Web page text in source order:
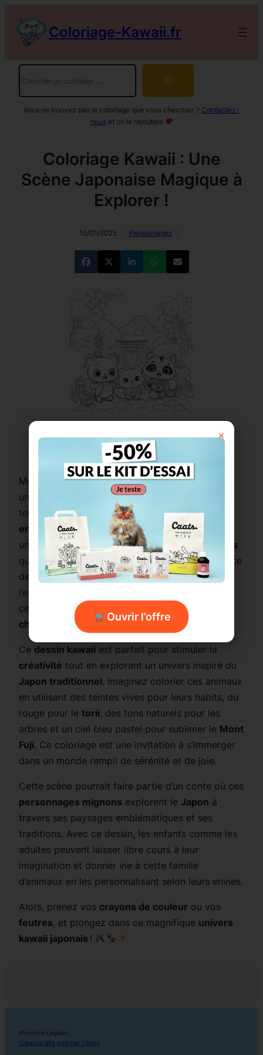
contenu
Coloriage-Kawaii.fr
Vous ne trouvez pas le coloriage que vous cherchez ? Contactez-
nouset on le rajoutera
Coloriage Kawaii : Une
Scène Japonaise Magique à
Explorer !
15/01/2025 Personnages
Imprimer ce coloriage
Merveilleuxcoloriage kawaiimettant en scène
une famille d’
animaux adorables
tenue traditionnelle, dans un
paysage japonais
enchanteur. En arrière-plan, on peut apercevoir
un majestueux
Mont Fuji, untorii et des
pagodes
qui ajoutent une touche culturelle et magique à ce
dessin. Les détails soigneusement dessinés et
l’expression mignonne des personnages rendent
cette illustration idéale pour les amateurs d’art
chibi
Ce dessin kawaii est parfait pour stimuler la
créativité tout en explorant un univers inspiré du
Japon traditionnel. Imaginez colorier ces animaux
en utilisant des teintes vives pour leurs habits, du
rouge pour le torii, des tons naturels pour les
arbres et un ciel bleu pastel pour sublimer le Mont
Fuji. Ce coloriage est une invitation à s’immerger
dans un monde rempli de sérénité et de joie.
Cette scène pourrait faire partie d’un conte où ces
personnages mignons explorent le Japon à
travers ses paysages emblématiques et ses
traditions. Avec ce dessin, les enfants comme les
adultes peuvent laisser libre cours à leur
imagination et donner vie à cette famille
d’animaux en les personnalisant selon leurs envies.
Alors, prenez vos crayons de couleur ou vos
feutres, et plongez dans ce magnifique univers
kawaii japonais !
Mentions Légales
Création Site Internet Vitrine
×
Ouvrir l’offre